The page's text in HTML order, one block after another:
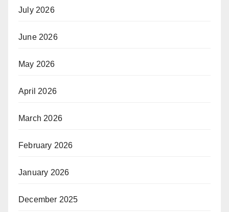
July 2026
June 2026
May 2026
April 2026
March 2026
February 2026
January 2026
December 2025